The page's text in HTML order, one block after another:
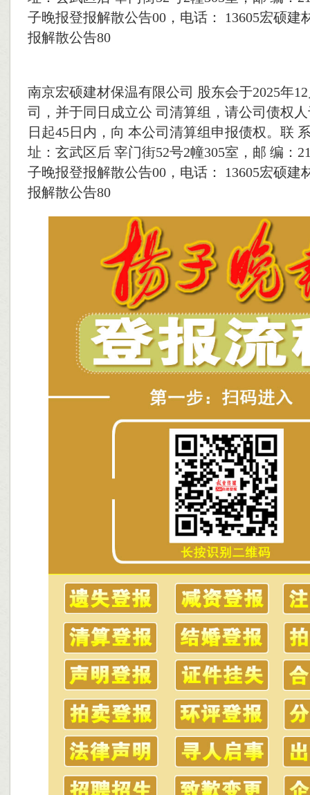
子晚报登报解散公告00，电话： 13605宏硕建
报解散公告80
南京宏硕建材保温有限公司 股东会于2025年
司，并于同日成立公 司清算组，请公司债权
日起45日内，向 本公司清算组申报债权。联
址：玄武区后 宰门街52号2幢305室，邮 编：
子晚报登报解散公告00，电话： 13605宏硕建
报解散公告80